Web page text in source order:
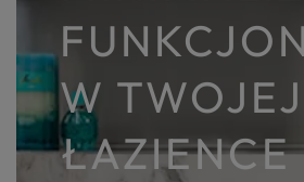
W TWOJEJ
ŁAZIENCE